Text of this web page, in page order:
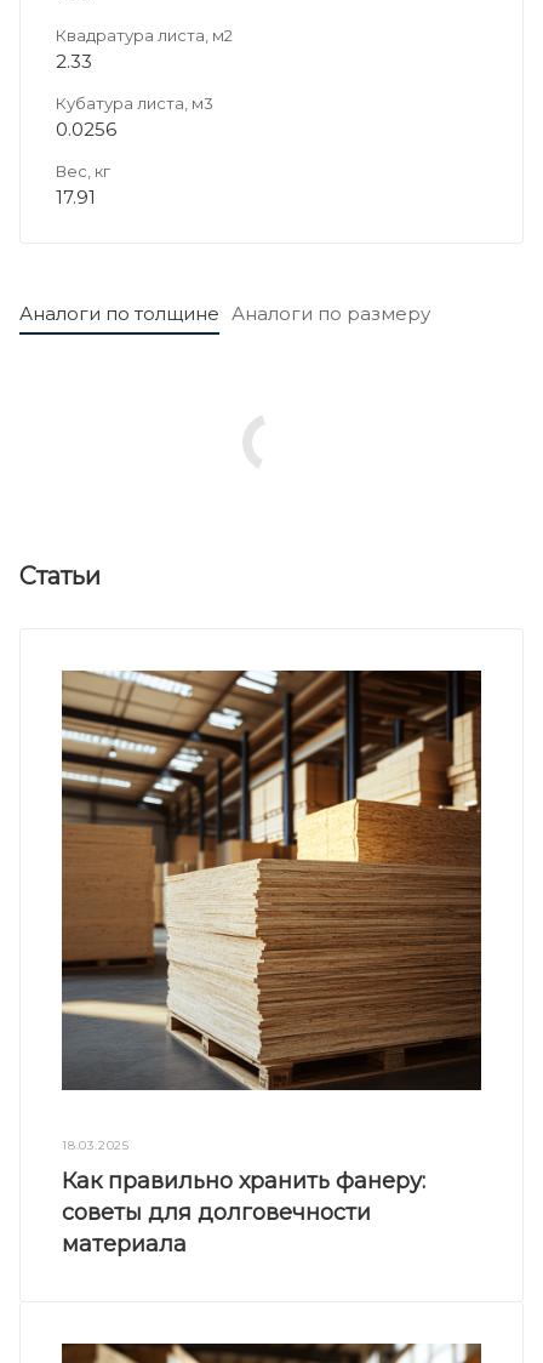
Квадратура листа, м2
2.33
Кубатура листа, м3
0.0256
Вес, кг
17.91
Аналоги по толщине Аналоги по размеру
Статьи
18.03.2025
Как правильно хранить фанеру:
советы для долговечности
материала